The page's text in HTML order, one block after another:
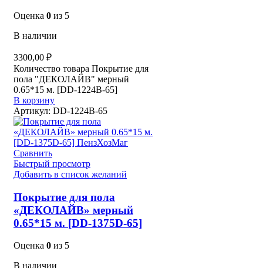
Оценка 0 из 5
В наличии
3300,00 ₽
Количество товара Покрытие для
пола "ДЕКОЛАЙВ" мерный
0.65*15 м. [DD-1224B-65]
В корзину
Артикул: DD-1224B-65
Сравнить
Быстрый просмотр
Добавить в список желаний
Покрытие для пола
«ДЕКОЛАЙВ» мерный
0.65*15 м. [DD-1375D-65]
Оценка 0 из 5
В наличии